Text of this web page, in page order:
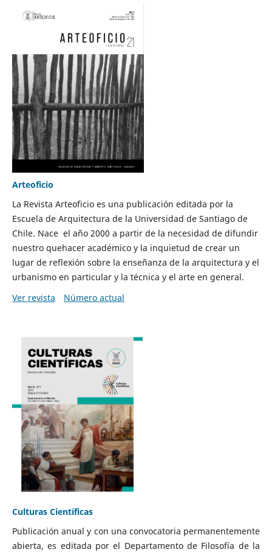
Arteoficio
La Revista Arteoficio es una publicación editada por la
Escuela de Arquitectura de la Universidad de Santiago de
Chile. Nace el año 2000 a partir de la necesidad de difundir
nuestro quehacer académico y la inquietud de crear un
lugar de reflexión sobre la enseñanza de la arquitectura y el
urbanismo en particular y la técnica y el arte en general.
Ver revista
Número actual
Culturas Científicas
Publicación anual y con una convocatoria permanentemente
abierta, es editada por el Departamento de Filosofía de la